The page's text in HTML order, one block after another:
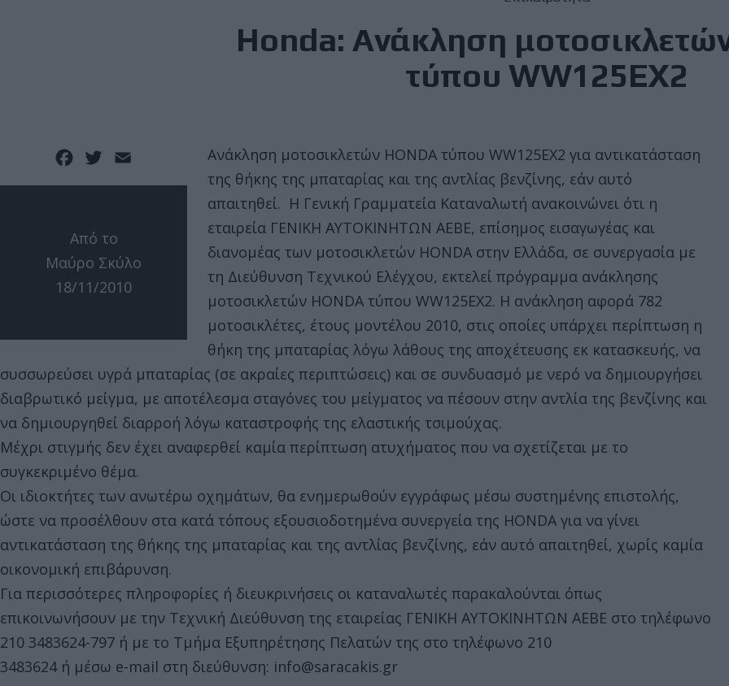
Honda: Ανάκληση
τύπου WW125EX2
Facebook
Twitter
Από το
Μαύρο Σκύλο
18/11/2010
Ανάκληση μοτοσικλετών HONDA τύπου WW125EX2 για αντικατάσταση
της θήκης της μπαταρίας και της αντλίας βενζίνης, εάν αυτό
απαιτηθεί. H Γενική Γραμματεία Καταναλωτή ανακοινώνει ότι η
εταιρεία ΓΕΝΙΚΗ ΑΥΤΟΚΙΝΗΤΩΝ ΑΕΒΕ, επίσημος εισαγωγέας και
διανομέας των μοτοσικλετών HONDA στην Ελλάδα, σε συνεργασία με
τη Διεύθυνση Τεχνικού Ελέγχου, εκτελεί πρόγραμμα ανάκλησης
μοτοσικλετών HONDA τύπου WW125EX2. Η ανάκληση αφορά 782
μοτοσικλέτες, έτους μοντέλου 2010, στις οποίες υπάρχει περίπτωση η
θήκη της μπαταρίας λόγω λάθους της αποχέτευσης εκ κατασκευής, να
συσσωρεύσει υγρά μπαταρίας (σε ακραίες περιπτώσεις) και σε συνδυασμό με νερό να δημιουργήσει
διαβρωτικό μείγμα, με αποτέλεσμα σταγόνες του μείγματος να πέσουν στην αντλία της βενζίνης και
να δημιουργηθεί διαρροή λόγω καταστροφής της ελαστικής τσιμούχας.
Μέχρι στιγμής δεν έχει αναφερθεί καμία περίπτωση ατυχήματος που να σχετίζεται με το
συγκεκριμένο θέμα.
Οι ιδιοκτήτες των ανωτέρω οχημάτων, θα ενημερωθούν εγγράφως μέσω συστημένης επιστολής,
ώστε να προσέλθουν στα κατά τόπους εξουσιοδοτημένα συνεργεία της HONDA για να γίνει
αντικατάσταση της θήκης της μπαταρίας και της αντλίας βενζίνης, εάν αυτό απαιτηθεί, χωρίς καμία
οικονομική επιβάρυνση.
Για περισσότερες πληροφορίες ή διευκρινήσεις οι καταναλωτές παρακαλούνται όπως
επικοινωνήσουν με την Τεχνική Διεύθυνση της εταιρείας ΓΕΝΙΚΗ ΑΥΤΟΚΙΝΗΤΩΝ ΑΕΒΕ στο τηλέφωνο
210 3483624-797 ή με το Τμήμα Εξυπηρέτησης Πελατών της στο τηλέφωνο 210
3483624 ή μέσω e-mail στη διεύθυνση: info@saracakis.gr